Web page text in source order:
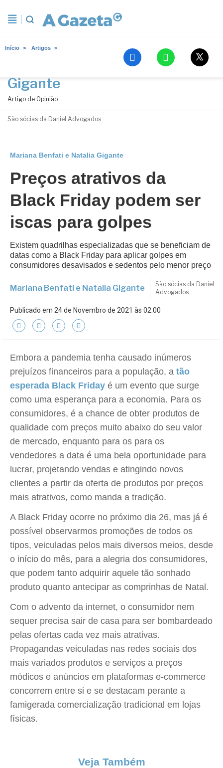
Início Artigos
Mariana Benfati e Natalia
Gigante
Artigo de Opinião
São sócias da Daniel Advogados
Mariana Benfati e Natalia Gigante
Preços atrativos da
Black Friday podem ser
iscas para golpes
Existem quadrilhas especializadas que se beneficiam de
datas como a Black Friday para aplicar golpes em
consumidores desavisados e sedentos pelo menor preço
Mariana Benfati e Natalia Gigante
São sócias da Daniel
Advogados
Publicado em 24 de Novembro de 2021 às 02:00
Embora a pandemia tenha causado inúmeros
prejuízos financeiros para a população, a tão
esperada Black Friday é um evento que surge
como uma esperança para a economia. Para os
consumidores, é a chance de obter produtos de
qualidade com preços muito abaixo do seu valor
de mercado, enquanto para os para os
vendedores a data é uma bela oportunidade para
lucrar, projetando vendas e atingindo novos
clientes a partir da oferta de produtos por preços
mais atrativos, como manda a tradição.
A Black Friday ocorre no próximo dia 26, mas já é
possível observarmos promoções de todos os
tipos, veiculadas pelos mais diversos meios, desde
o início do mês, para a alegria dos consumidores,
que podem tanto adquirir aquele tão sonhado
produto quanto antecipar as comprinhas de Natal.
Com o advento da internet, o consumidor nem
sequer precisa sair de casa para ser bombardeado
pelas ofertas cada vez mais atrativas.
Propagandas veiculadas nas redes sociais dos
mais variados produtos e serviços a preços
módicos e anúncios em plataformas e-commerce
concorrem entre si e se destacam perante a
famigerada comercialização tradicional em lojas
físicas.
Veja Também